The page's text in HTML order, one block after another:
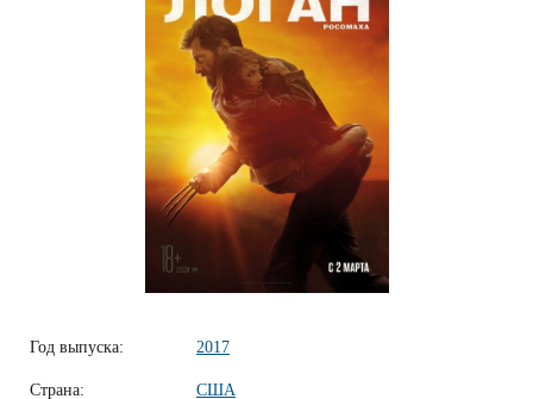
Год выпуска: 2017
Страна: США